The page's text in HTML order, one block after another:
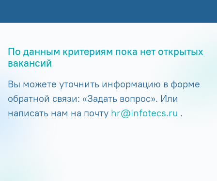
По данным критериям пока нет открытых
вакансий
Вы можете уточнить информацию в форме
обратной связи: «Задать вопрос». Или
написать нам на почту hr@infotecs.ru .